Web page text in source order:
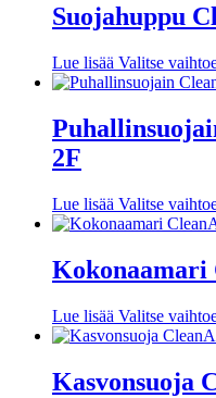
Suojahuppu
Lue lisää Valitse
2F
Lue lisää Valitse
Kokonaamari
Lue lisää Valitse
Kasvonsuoja